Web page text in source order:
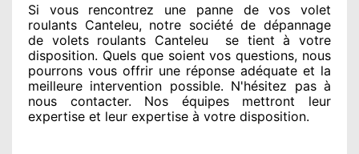
Si vous rencontrez une panne de vos volet
roulants Canteleu, notre sociétéde dépannage
de volets roulants Canteleu
se tient à votre
disposition. Quels que soient vos questions, nous
pourrons vous offrir une réponse adéquate et la
meilleure intervention possible. N'hésitez pas à
nous contacter. Nos équipesmettront leur
expertise et leur expertise à votre disposition.